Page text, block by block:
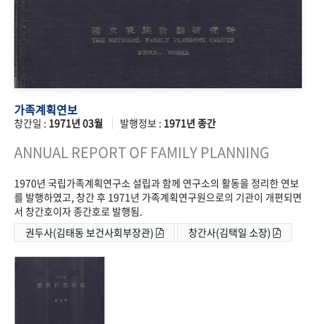
가족계획연보
창간일 : 1971년 03월 발행정보 : 1971년 종간
ANNUAL REPORT OF FAMILY PLANNING
1970년 국립가족계획연구소 설립과 함께 연구소의 활동을 정리한 연보
를 발행하였고, 창간 후 1971년 가족계획연구원으로의 기관이 개편되면
서 창간호이자 종간호로 발행됨.
권두사(김태동 보건사회부장관)
창간사(김택일 소장)